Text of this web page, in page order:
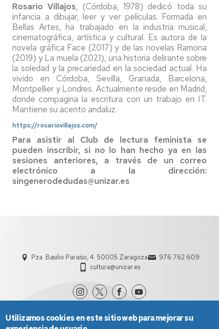
Rosario Villajos, (Córdoba, 1978) dedicó toda su
infancia a dibujar, leer y ver películas. Formada en
Bellas Artes, ha trabajado en la industria musical,
cinematográfica, artística y cultural. Es autora de la
novela gráfica Face (2017) y de las novelas Ramona
(2019) y La muela (2021), una historia delirante sobre
la soledad y la precariedad en la sociedad actual. Ha
vivido en Córdoba, Sevilla, Granada, Barcelona,
Montpellier y Londres. Actualmente reside en Madrid,
donde compagina la escritura con un trabajo en IT.
Mantiene su acento andaluz.
https://rosariovillajos.com/
Para asistir al Club de lectura feminista se
pueden inscribir, si no lo han hecho ya en las
sesiones anteriores, a través de un correo
electrónico a la dirección:
singenerodedudas@unizar.es
Pza. Basilio Paraíso, 4. 50005 Zaragoza
976 762 609
cultura@unizar.es
Utilizamos cookies en este sitio web para mejorar su